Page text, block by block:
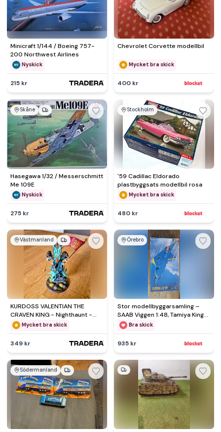
Minicraft 1/144 / Boeing 757-
200 Northwest Airlines
Nyskick
215 kr
Chevrolet Corvette modellbil
Mycket bra skick
400 kr
Skåne
Hasegawa 1/32 / Messerschmitt
Me 109E
Nyskick
275 kr
Stockholm
'59 Cadillac Eldorado
plastbyggsats modellbil rosa
Mycket bra skick
480 kr
Västmanland
KURDOSS VALENTIAN THE
CRAVEN KING - Nighthaunt -
Warhammer Age of Sigmar
Mycket bra skick
349 kr
Örebro
Stor modellbyggarsamling –
SAAB Viggen 1:48, Tamiya King
Tiger, MiG-29 m.fl
Bra skick
935 kr
Södermanland